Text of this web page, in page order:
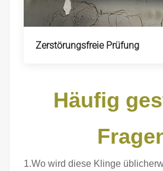
Zerstörungsfreie Prüfung
Häufig
1.Wo wird diese Klinge